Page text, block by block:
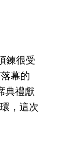
鍊很受
幕的
典禮獻
，這次